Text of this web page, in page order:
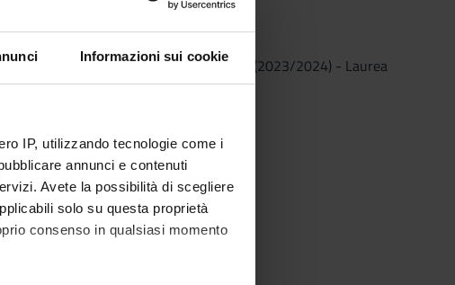
Informazioni sui cookie
IP, utilizzando tecnologie come i
annunci e contenuti
Avete la possibilità di scegliere
solo su questa proprietà
consenso in qualsiasi momento
& business negotiations - 2023/2024
(2023/2024) - Laurea